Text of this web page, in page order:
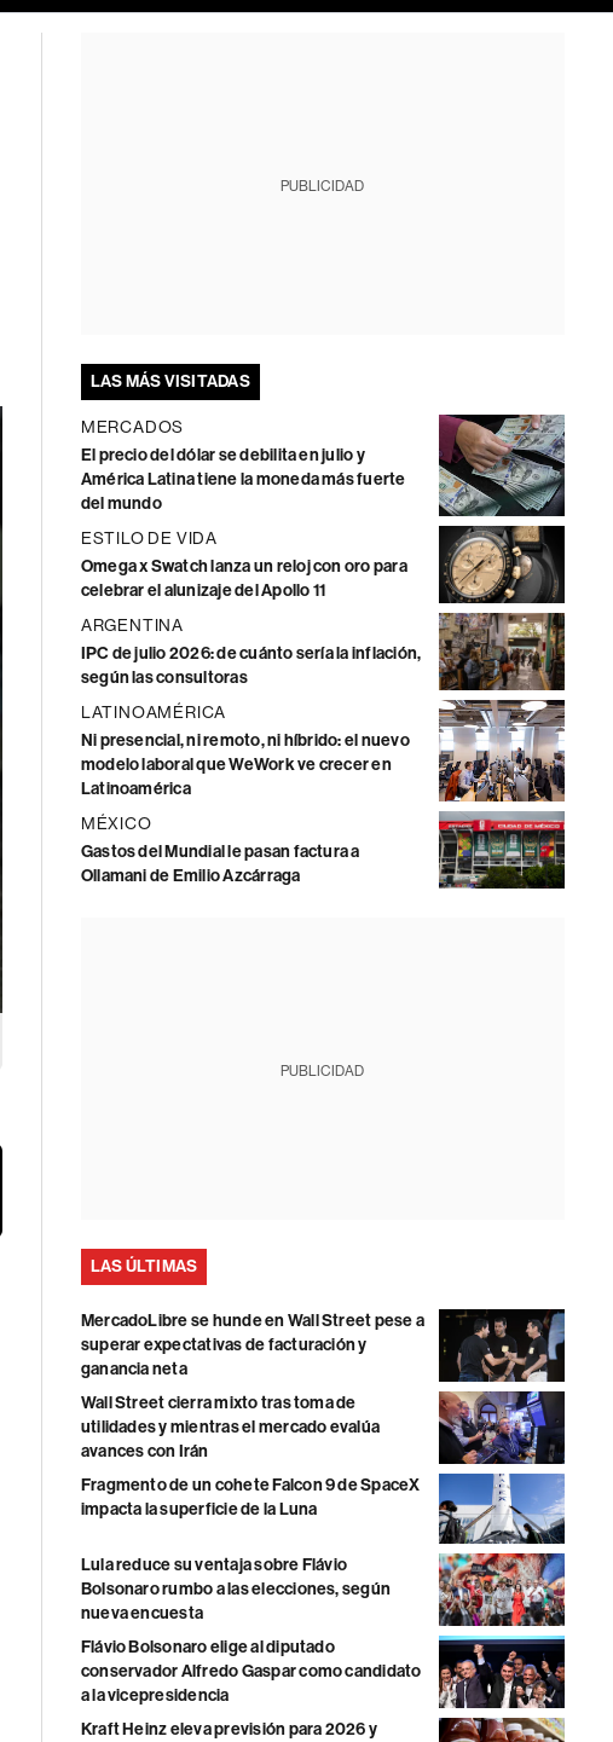
PUBLICIDAD
LAS MÁS VISITADAS
MERCADOS
El precio del dólar se debilita en julio y
América Latina tiene la moneda más fuerte
del mundo
ESTILO DE VIDA
Omega x Swatch lanza un reloj con oro para
celebrar el alunizaje del Apollo 11
ARGENTINA
IPC de julio 2026: de cuánto sería la inflación,
según las consultoras
LATINOAMÉRICA
Ni presencial, ni remoto, ni híbrido: el nuevo
modelo laboral que WeWork ve crecer en
Latinoamérica
MÉXICO
Gastos del Mundial le pasan factura a
Ollamani de Emilio Azcárraga
PUBLICIDAD
LAS ÚLTIMAS
MercadoLibre se hunde en Wall Street pese a
superar expectativas de facturación y
ganancia neta
Wall Street cierra mixto tras toma de
utilidades y mientras el mercado evalúa
avances con Irán
Fragmento de un cohete Falcon 9 de SpaceX
impacta la superficie de la Luna
Lula reduce su ventaja sobre Flávio
Bolsonaro rumbo a las elecciones, según
nueva encuesta
Flávio Bolsonaro elige al diputado
conservador Alfredo Gaspar como candidato
a la vicepresidencia
Kraft Heinz eleva previsión para 2026 y